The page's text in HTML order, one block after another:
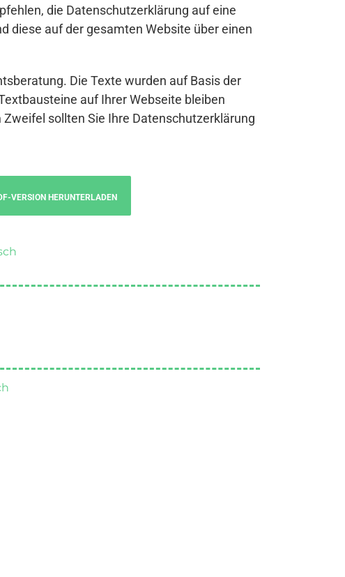
die Datenschutzerklärung auf eine
diese auf der gesamten Website über einen
Die Texte wurden auf Basis der
auf Ihrer Webseite bleiben
sollten Sie Ihre Datenschutzerklärung
VERSION HERUNTERLADEN